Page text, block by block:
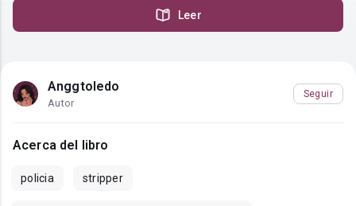
Leer
Anggtoledo
Autor
Seguir
Acerca del libro
policia stripper